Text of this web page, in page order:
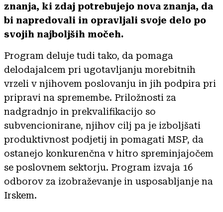
znanja, ki zdaj potrebujejo nova znanja, da
bi napredovali in opravljali svoje delo po
svojih najboljših močeh.
Program deluje tudi tako, da pomaga
delodajalcem pri ugotavljanju morebitnih
vrzeli v njihovem poslovanju in jih podpira pri
pripravi na spremembe. Priložnosti za
nadgradnjo in prekvalifikacijo so
subvencionirane, njihov cilj pa je izboljšati
produktivnost podjetij in pomagati MSP, da
ostanejo konkurenčna v hitro spreminjajočem
se poslovnem sektorju. Program izvaja 16
odborov za izobraževanje in usposabljanje na
Irskem.